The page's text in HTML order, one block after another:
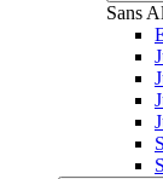
Sans